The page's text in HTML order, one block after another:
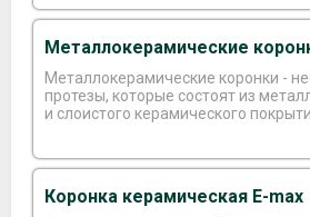
Металлокерамические
Металлокерамические коронки -
протезы, которые состоят из
и слоистого керамического
Коронка керамическая E-max